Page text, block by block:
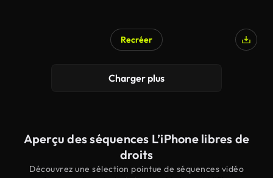
Recréer
Charger plus
Aperçu des séquences L’iPhone libres de
droits
Découvrez une sélection pointue de séquences vidéo